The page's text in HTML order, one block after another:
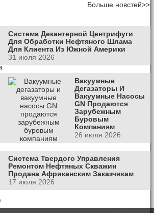
Больше новстей>>
Система Декантерной Центрифуги
Для Обработки Нефтяного Шлама
Для Клиента Из Южной Америки
31 июля 2026
Вакуумные
Дегазаторы И
Вакуумные Насосы
GN Продаются
Зарубежным
Буровым
Компаниям
26 июля 2026
Система Твердого Управления
Ремонтом Нефтяных Скважин
Продана Африканским Заказчикам
17 июля 2026